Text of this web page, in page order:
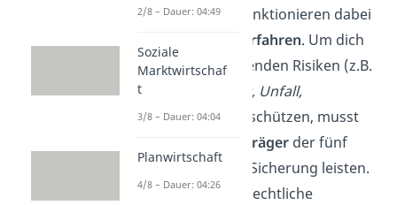
desSozialstaates
funktionieren dabei
Beitragsverfahren. Um dich
vor existenzbedrohenden Risiken (z.B.
Pflegefall
Krankheit, Unfall,
Arbeitslosigkeit ) zu schützen, musst
Träger der fünf
Säulen der sozialen Sicherung leisten.
Das sind öffentlich-rechtliche
2/8 – Dauer: 04:49
Soziale
Marktwirtschaf
t
3/8 – Dauer: 04:04
Planwirtschaft
4/8 – Dauer: 04:26